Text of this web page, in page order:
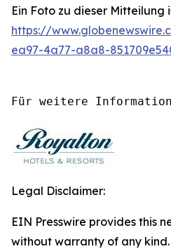
Ein Foto zu dieser
https://
ea97-4a77-a8a8-
Für weitere
Legal Disclaimer:
EIN Presswire provides this
without warranty of any